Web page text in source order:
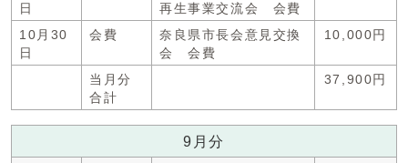
日
再生事業交流会 会費
10月30
日
会費
奈良県市長会意見交換
会 会費
10,000円
当月分
合計
37,900円
9月分